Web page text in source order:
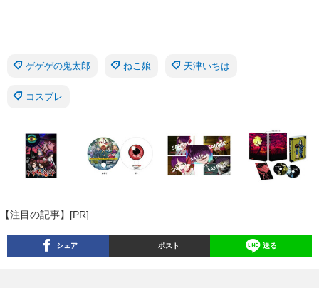
ゲゲゲの鬼太郎 ねこ娘 天津いちは
コスプレ
【注目の記事】[PR]
シェア ポスト 送る